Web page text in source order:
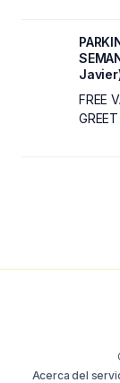
FREE
Acerca del